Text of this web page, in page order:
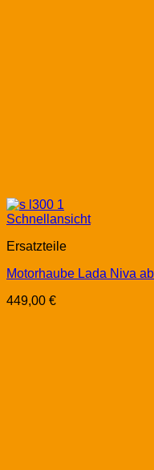
Schnellansicht
Ersatzteile
Motorhaube Lada Niva
449,00 €